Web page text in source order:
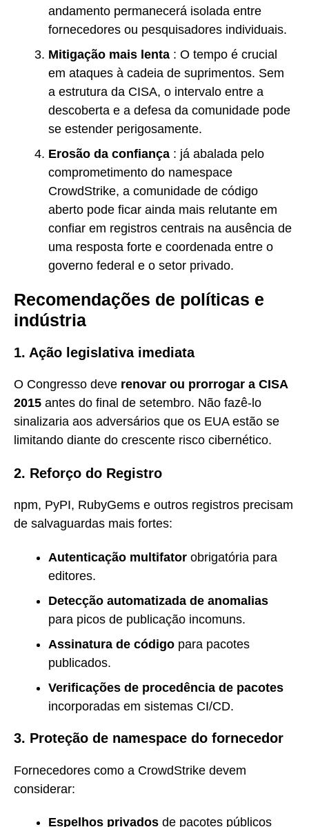
andamento permanecerá isolada entre
fornecedores ou pesquisadores individuais.
Mitigação mais lenta : O tempo é crucial
em ataques à cadeia de suprimentos. Sem
a estrutura da CISA, o intervalo entre a
descoberta e a defesa da comunidade pode
se estender perigosamente.
Erosão da confiança : já abalada pelo
comprometimento do namespace
CrowdStrike, a comunidade de código
aberto pode ficar ainda mais relutante em
confiar em registros centrais na ausência de
uma resposta forte e coordenada entre o
governo federal e o setor privado.
Recomendações de políticas e
indústria
1. Ação legislativa imediata
O Congresso deve renovar ou prorrogar a CISA
2015 antes do final de setembro. Não fazê-lo
sinalizaria aos adversários que os EUA estão se
limitando diante do crescente risco cibernético.
2. Reforço do Registro
npm, PyPI, RubyGems e outros registros precisam
de salvaguardas mais fortes:
Autenticação multifator obrigatória para
editores.
Detecção automatizada de anomalias
para picos de publicação incomuns.
Assinatura de código para pacotes
publicados.
Verificações de procedência de pacotes
incorporadas em sistemas CI/CD.
3. Proteção de namespace do fornecedor
Fornecedores como a CrowdStrike devem
considerar:
Espelhos privados de pacotes públicos